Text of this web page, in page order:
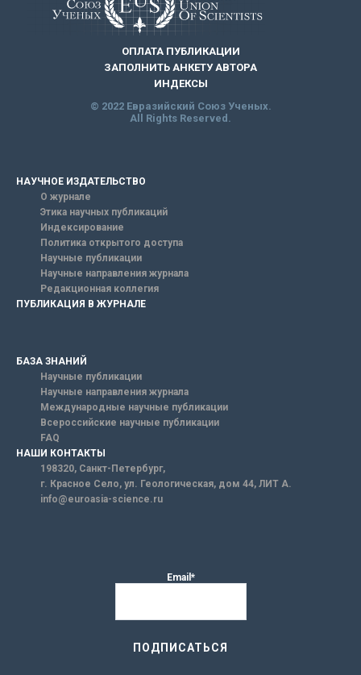
ОПЛАТА ПУБЛИКАЦИИ
ЗАПОЛНИТЬ АНКЕТУ АВТОРА
ИНДЕКСЫ
© 2022 Евразийский Союз Ученых.
All Rights Reserved.
НАУЧНОЕ ИЗДАТЕЛЬСТВО
О журнале
Этика научных публикаций
Индексирование
Политика открытого доступа
Научные публикации
Научные направления журнала
Редакционная коллегия
ПУБЛИКАЦИЯ В ЖУРНАЛЕ
БАЗА ЗНАНИЙ
Научные публикации
Научные направления журнала
Международные научные публикации
Всероссийские научные публикации
FAQ
НАШИ КОНТАКТЫ
198320, Санкт-Петербург,
г. Красное Село, ул. Геологическая, дом 44, ЛИТ А.
info@euroasia-science.ru
Email*